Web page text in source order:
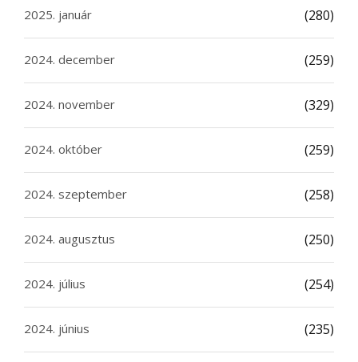
2025. január (280)
2024. december (259)
2024. november (329)
2024. október (259)
2024. szeptember (258)
2024. augusztus (250)
2024. július (254)
2024. június (235)